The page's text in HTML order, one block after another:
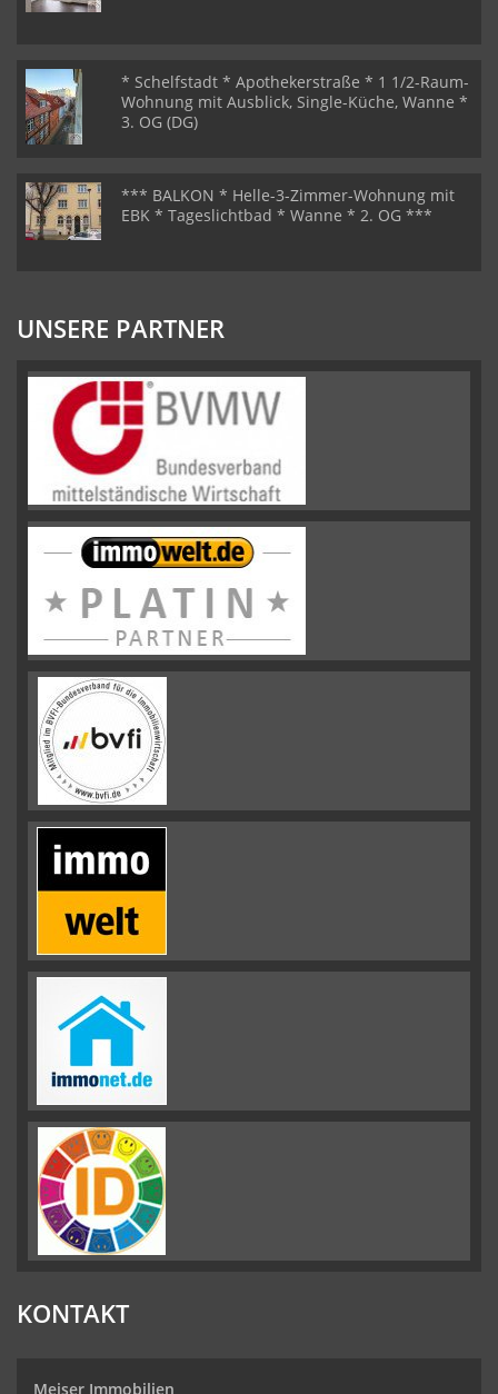
* Schelfstadt * Apothekerstraße * 1 1/2-Raum-
Wohnung mit Ausblick, Single-Küche, Wanne *
3. OG (DG)
*** BALKON * Helle-3-Zimmer-Wohnung mit
EBK * Tageslichtbad * Wanne * 2. OG ***
UNSERE PARTNER
KONTAKT
Meiser Immobilien